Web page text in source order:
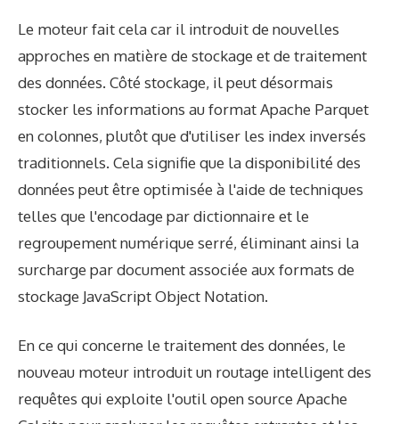
Le moteur fait cela car il introduit de nouvelles
approches en matière de stockage et de traitement
des données. Côté stockage, il peut désormais
stocker les informations au format Apache Parquet
en colonnes, plutôt que d'utiliser les index inversés
traditionnels. Cela signifie que la disponibilité des
données peut être optimisée à l'aide de techniques
telles que l'encodage par dictionnaire et le
regroupement numérique serré, éliminant ainsi la
surcharge par document associée aux formats de
stockage JavaScript Object Notation.
En ce qui concerne le traitement des données, le
nouveau moteur introduit un routage intelligent des
requêtes qui exploite l'outil open source Apache